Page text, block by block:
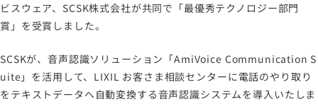
お問い合わせ
サイトマップ
サイトのご利用について
ビスウェア、SCSK株式会社が共同で「最優秀テクノロジー部門
賞」を受賞しました。
SCSKが、音声認識ソリューション「AmiVoice Communication S
uite」を活用して、LIXIL お客さま相談センターに電話のやり取り
をテキストデータへ自動変換する音声認識システムを導入いたしま